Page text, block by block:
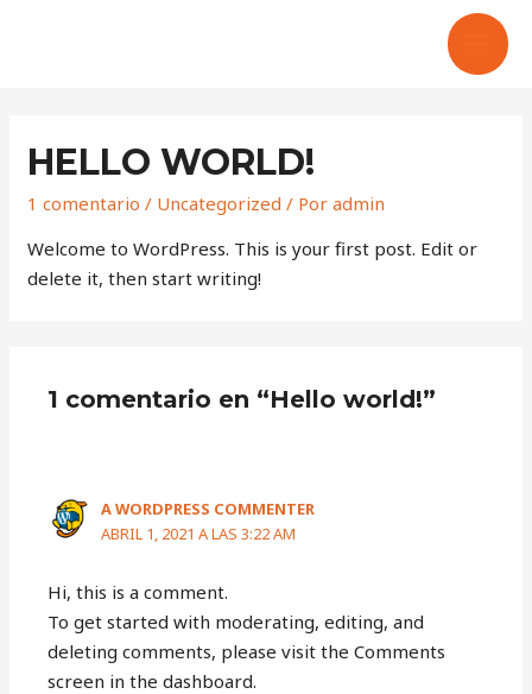
MAIN
HELLO WORLD!
1 comentario / Uncategorized / Poradmin
Welcome to WordPress. This is your first post. Edit or
delete it, then start writing!
1 comentario en “Hello world!”
A WORDPRESS COMMENTER
ABRIL 1, 2021 A LAS 3:22 AM
Hi, this is a comment.
To get started with moderating, editing, and
deleting comments, please visit the Comments
screen in the dashboard.